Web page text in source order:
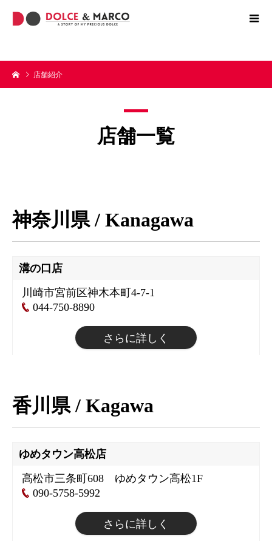
店舗紹介
店舗一覧
神奈川県/ Kanagawa
溝の口店
川崎市宮前区神木本町4-7-1
044-750-8890
さらに詳しく
香川県/ Kagawa
ゆめタウン高松店
高松市三条町608 ゆめタウン高松1F
090-5758-5992
さらに詳しく